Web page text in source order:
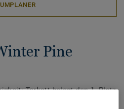
Pine
Tarkett belegt den 1. Platz